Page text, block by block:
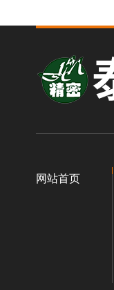
相关产品
网站首页